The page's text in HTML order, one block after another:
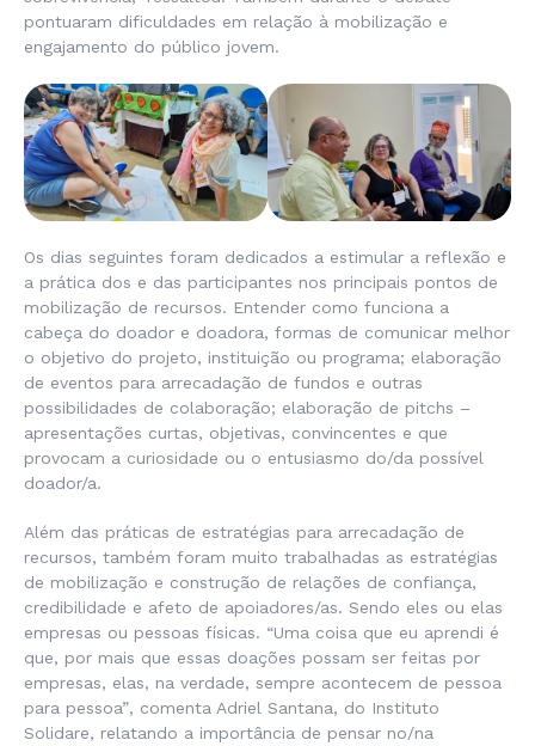
pontuaram dificuldades em relação à mobilização e
engajamento do público jovem.
Os dias seguintes foram dedicados a estimular a reflexão e
a prática dos e das participantes nos principais pontos de
mobilização de recursos. Entender como funciona a
cabeça do doador e doadora, formas de comunicar melhor
o objetivo do projeto, instituição ou programa; elaboração
de eventos para arrecadação de fundos e outras
possibilidades de colaboração; elaboração de pitchs –
apresentações curtas, objetivas, convincentes e que
provocam a curiosidade ou o entusiasmo do/da possível
doador/a.
Além das práticas de estratégias para arrecadação de
recursos, também foram muito trabalhadas as estratégias
de mobilização e construção de relações de confiança,
credibilidade e afeto de apoiadores/as. Sendo eles ou elas
empresas ou pessoas físicas. “Uma coisa que eu aprendi é
que, por mais que essas doações possam ser feitas por
empresas, elas, na verdade, sempre acontecem de pessoa
para pessoa”, comenta Adriel Santana, do Instituto
Solidare, relatando a importância de pensar no/na